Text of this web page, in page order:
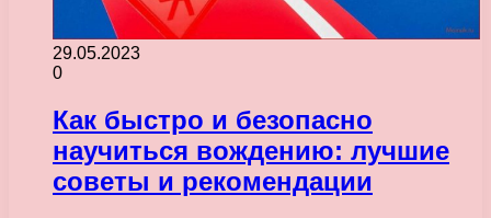
29.05.2023
0
Как быстро и безопасно
научиться вождению: лучшие
советы и рекомендации